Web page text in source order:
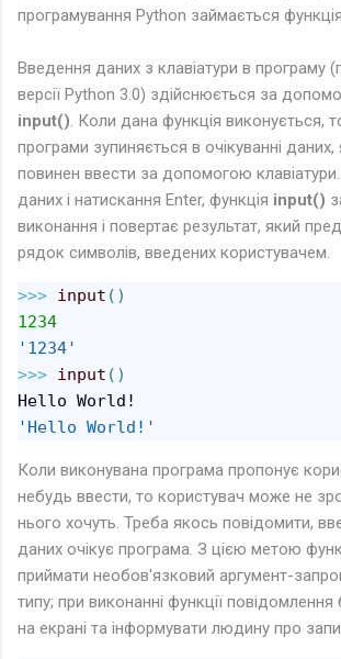
програмування Python займається функція
Введення даних з клавіатури в програму
версії Python 3.0) здійснюється за
input() . Коли дана функція виконується,
програми зупиняється в очікуванні даних,
повинен ввести за допомогою
даних і натискання Enter, функція input()
виконання і повертає результат, який
рядок символів, введених користувачем.
>>> input ( )
1234
'1234'
>>> input ( )
'Hello World!'
Коли виконувана програма пропонує
небудь ввести, то користувач може не
нього хочуть. Треба якось повідомити,
даних очікує програма. З цією метою
приймати необов'язковий аргумент-
типу; при виконанні функції
на екрані та інформувати людину про